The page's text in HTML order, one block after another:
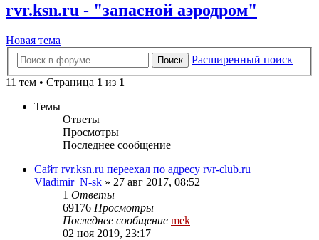
rvr.ksn.ru - "запасной аэродром"
Новая тема
Поиск
Расширенный поиск
11 тем • Страница 1 из 1
Темы
Ответы
Просмотры
Последнее сообщение
Сайт rvr.ksn.ru переехал по адресу rvr-club.ru
Vladimir_N-sk » 27 авг 2017, 08:52
1 Ответы
69176 Просмотры
Последнее сообщение mek
02 ноя 2019, 23:17